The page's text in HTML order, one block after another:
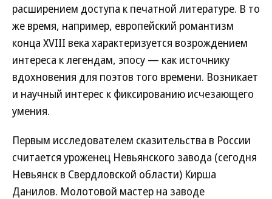
расширением доступа к печатной литературе. В то
же время, например, европейский романтизм
конца XVIII века характеризуется возрождением
интереса к легендам, эпосу — как источнику
вдохновения для поэтов того времени. Возникает
и научный интерес к фиксированию исчезающего
умения.
Первым исследователем сказительства в России
считается уроженец Невьянского завода (сегодня
Невьянск в Свердловской области) Кирша
Данилов. Молотовой мастер на заводе